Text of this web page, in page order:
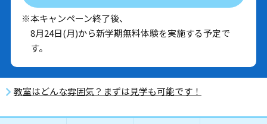
※本キャンペーン終了後、
8月24日(月)から新学期無料体験を実施する予定で
す。
教室はどんな雰囲気？まずは見学も可能です！